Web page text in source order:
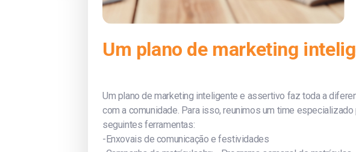
Um plano de marketing
Um plano de marketing inteligente e assertivo faz toda a
com a comunidade. Para isso, reunimos um time
seguintes ferramentas:
-Enxovais de comunicação e festividades